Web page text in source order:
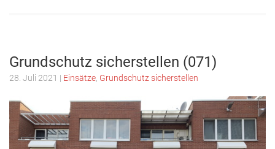
Grundschutz sicherstellen (071)
28. Juli 2021 | Einsätze, Grundschutz sicherstellen